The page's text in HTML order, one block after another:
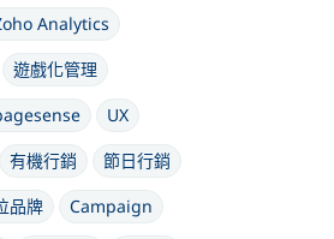
Analytics
遊戲化管理
UX
有機行銷
節日行銷
品牌
Campaign